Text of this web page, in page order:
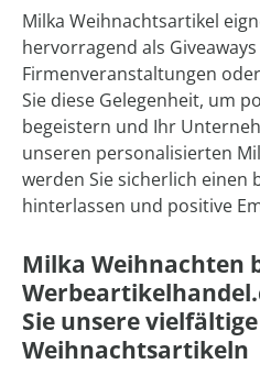
Milka Weihnachtsartikel
hervorragend als
Firmenveranstaltungen
Sie diese Gelegenheit, um
begeistern und Ihr
unseren personalisierten
werden Sie sicherlich einen
hinterlassen und positive
Milka Weihnachten
Sie unsere
Weihnachtsartikeln